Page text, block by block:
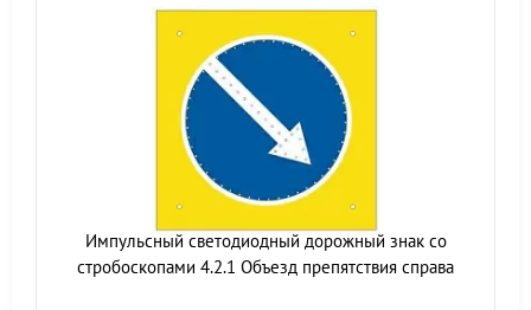
Импульсный cветодиодный дорожный знак со
стробоскопами 4.2.1 Объезд препятствия справа